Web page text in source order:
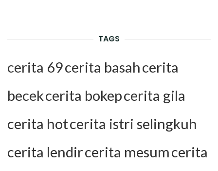
TAGS
cerita 69cerita basahcerita
becekcerita bokepcerita gila
cerita hotcerita istri selingkuh
cerita lendircerita mesumcerita